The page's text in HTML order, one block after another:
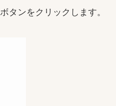
ボタンをクリックします。